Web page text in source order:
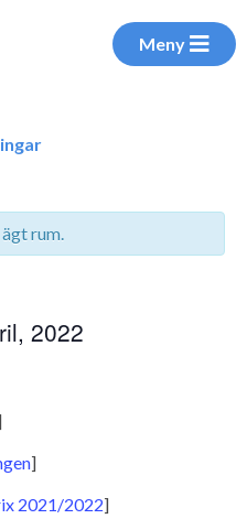
Meny
rum.
2022
]
2021/2022]